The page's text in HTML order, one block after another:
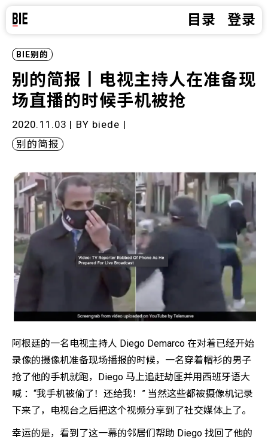
目录 登录
BIE别的
别的简报丨电视主持人在准备现
场直播的时候手机被抢
2020.11.03 | BY biede |
别的简报
阿根廷的一名电视主持人 Diego Demarco 在对着已经开始
录像的摄像机准备现场播报的时候，一名穿着帽衫的男子
抢了他的手机就跑，Diego 马上追赶劫匪并用西班牙语大
喊 ：“我手机被偷了！还给我！” 当然这些都被摄像机记录
下来了，电视台之后把这个视频分享到了社交媒体上了。
幸运的是，看到了这一幕的邻居们帮助 Diego 找回了他的